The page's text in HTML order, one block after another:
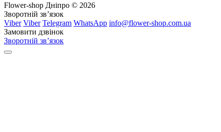
Flower-shop Дніпро © 2026
Зворотній зв’язок
Viber Viber Telegram WhatsApp info@flower-shop.com.ua
Замовити дзвінок
Зворотній зв’язок